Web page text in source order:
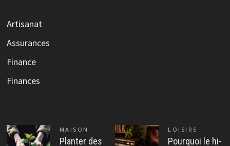
Artisanat
Assurances
Finance
Finances
MAISON
Planter des
LOISIRS
Pourquoi le hi-